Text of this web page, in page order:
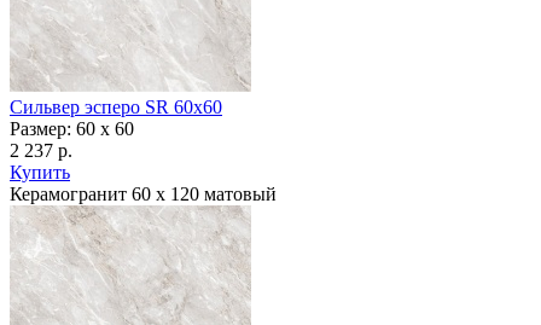
Сильвер эсперо SR 60x60
Размер: 60 x 60
2 237 р.
Купить
Керамогранит 60 х 120 матовый